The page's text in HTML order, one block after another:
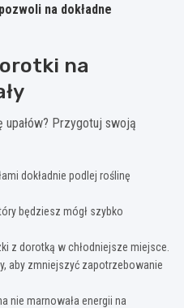
na dokładne
na
upałów? Przygotuj swoją
dokładnie podlej roślinę
będziesz mógł szybko
z dorotką w chłodniejsze miejsce.
aby zmniejszyć zapotrzebowanie
nie marnowała energii na